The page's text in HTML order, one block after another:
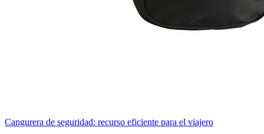
Cangurera de seguridad: recurso eficiente para el viajero